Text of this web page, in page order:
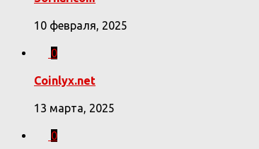
10 февраля, 2025
0
Coinlyx.net
13 марта, 2025
0